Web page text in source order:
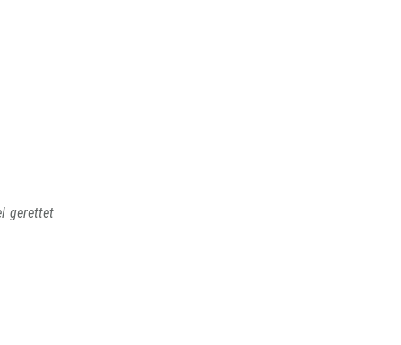
gerettet